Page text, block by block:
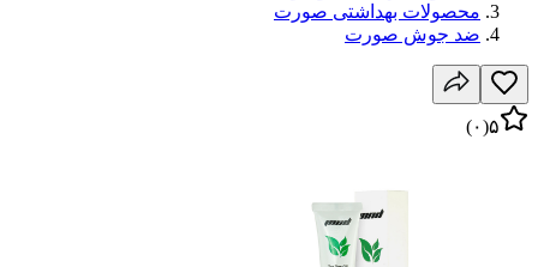
محصولات بهداشتی صورت
ضد جوش صورت
۵(۰)